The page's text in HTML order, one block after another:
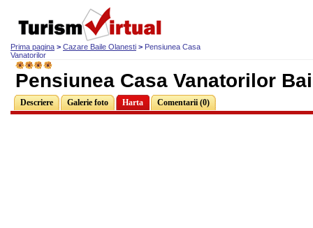
Prima pagina > Cazare Baile Olanesti > Pensiunea Casa
Vanatorilor
Pensiunea Casa Vanatorilor
Descriere Galerie foto Harta Comentarii (0)